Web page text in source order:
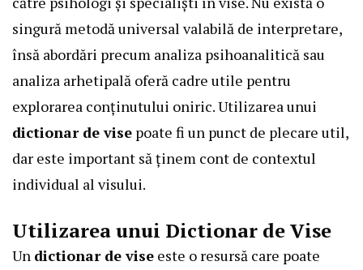
singură metodă universal valabilă de interpretare,
însă abordări precum analiza psihoanalitică sau
analiza arhetipală oferă cadre utile pentru
explorarea conținutului oniric. Utilizarea unui
dictionar de vise poate fi un punct de plecare util,
dar este important să ținem cont de contextul
individual al visului.
Utilizarea unui Dictionar de Vise
Un dictionar de vise este o resursă care poate